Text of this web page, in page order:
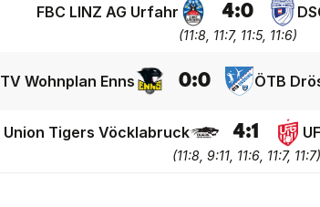
FBC LINZ AG Urfahr 4:0
(11:8, 11:7, 11:5, 11:6)
TV Wohnplan Enns 0:0 ÖTB
Union Tigers Vöcklabruck 4:1
(11:8, 9:11, 11:6, 11:7, 11:7)